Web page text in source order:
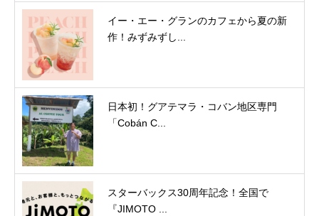
イー・エー・グランのカフェから夏の新
作！みずみずし...
日本初！グアテマラ・コバン地区専門
「Cobán C...
スターバックス30周年記念！全国で
『JIMOTO ...